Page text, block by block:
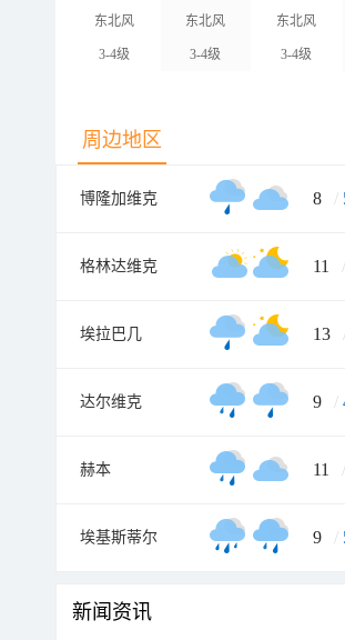
东北风
3-4级
东北风
3-4级
东北风
3-4级
周边地区
博隆加维克 8 /
格林达维克 11 /
埃拉巴几 13
达尔维克 9 /
赫本 11 /
埃基斯蒂尔 9 /
新闻资讯